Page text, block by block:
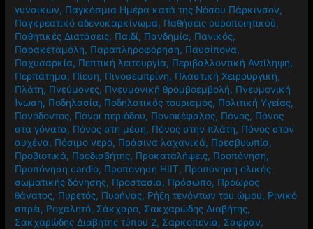
γυναικών, Παγκόσμια Ημέρα κατά της Νόσου Πάρκινσον,
Παγκρεατικό αδενοκαρκίνωμα, Παθήσεις ουροποιητικού,
Παθητικές Διατάσεις, Παιδί, Πανδημία, Πανικός,
Παρακεταμόλη, Παραπληροφόρηση, Παυσίπονα,
Παχυσαρκία, Πεπτική λειτουργία, Περιβαλλοντική Αντίληψη,
Περπάτημα, Πίεση, Πινοσεμπρίνη, Πλαστική Χειρουργική,
Πλάτη, Πνεύμονες, Πνευμονική θρομβοεμβολή, Πνευμονική
Ίνωση, Ποδηλασία, Ποδηλατικός τουρισμός, Πολιτική Υγείας,
Πονόδοντος, Πόνοι περιόδου, Πονοκέφαλος, Πόνος, Πόνος
στα γόνατα, Πόνος στη μέση, Πόνος στην πλάτη, Πόνος στον
αυχένα, Πόσιμο νερό, Πράσινα λαχανικά, Πρεσβυωπία,
Προβιοτικά, Προδιαβήτης, Προκαταλήψεις, Προπόνηση,
Προπόνηση cardio, Προπονηση HIIT, Προπόνηση ολικής
σωματικής δόνησης, Προστασία, Πρόσωπο, Πρόωρος
θάνατος, Πυρετός, Πυρήνας, Ρήξη τενόντων του ώμου, Ρινικό
σπρέι, Ροχαλητό, Σάκχαρο, Σακχαρώδης Διαβήτης,
Σακχαρώδης Διαβήτης τύπου 2, Σαρκοπενία, Σαφράν,